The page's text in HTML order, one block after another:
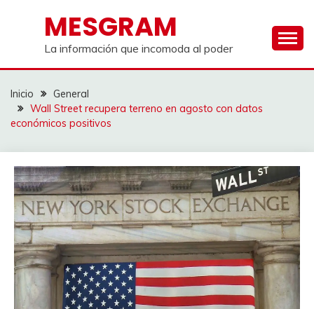
contenidoMESGRAM
La información que incomoda al poder
Inicio
General
Wall Street recupera terreno en agosto con datos
económicos positivos